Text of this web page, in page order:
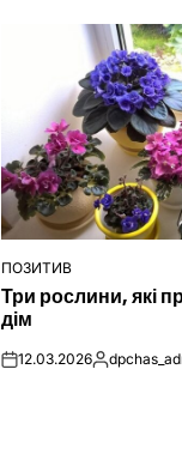
ОПУБЛІКУВАТИ
ПОЗИТИВ
Три рослини, які
дім
on12.03.2026